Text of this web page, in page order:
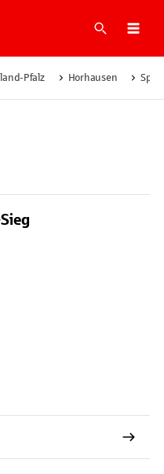
Suche
Pfalz Horhausen